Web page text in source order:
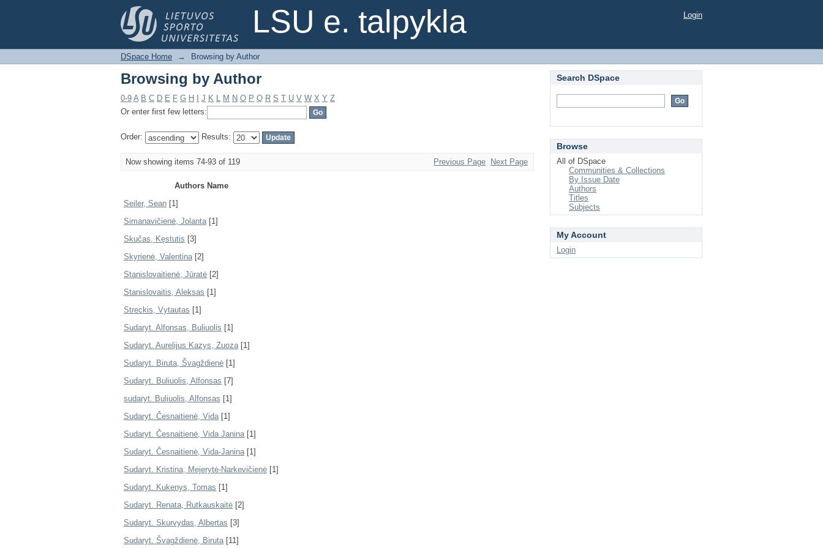
LSU e. talpykla
Browsing by Author Login
DSpace Home → Browsing by Author
Browsing by Author
0-9 A B C D E F G H J K L M N O P Q R S T U V W X Y Z
Or enter first few letters:
Order: Results:
Now showing items 74-93 of 119 Previous Page Next Page
Authors Name
Seiler, Sean [1]
Simanavičienė, Jolanta[1]
Skučas, Kęstutis [3]
Skyrienė, Valentina[2]
Stanislovaitienė, Jūratė [2]
Stanislovaitis, Aleksas [1]
Streckis, Vytautas [1]
Sudaryt. Alfonsas, Buliuolis [1]
Sudaryt. Aurelijus Kazys, Zuoza[1]
Sudaryt. Biruta, Švagždienė [1]
Sudaryt. Buliuolis, Alfonsas [7]
sudaryt. Buliuolis, Alfonsas [1]
Sudaryt. Česnaitienė, Vida[1]
Sudaryt. Česnaitienė, Vida Janina[1]
Sudaryt. Česnaitienė, Vida-Janina[1]
Sudaryt. Kristina, Mejerytė-Narkevičienė [1]
Sudaryt. Kukenys, Tomas [1]
Sudaryt. Renata, Rutkauskaitė [2]
Sudaryt. Skurvydas, Albertas [3]
Sudaryt. Švagždienė, Biruta[11]
Search DSpace
Browse
All of DSpace
Communities & Collections
By Issue Date
Authors
Titles
Subjects
My Account
Login